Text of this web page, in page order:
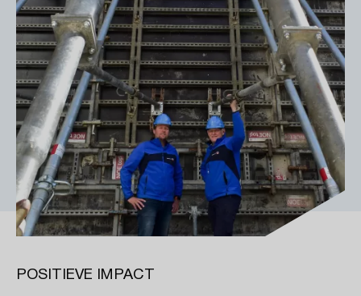
POSITIEVE IMPACT